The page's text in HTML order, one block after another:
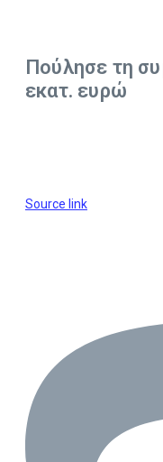
Πούλησε τη
εκατ. ευρώ
Source link